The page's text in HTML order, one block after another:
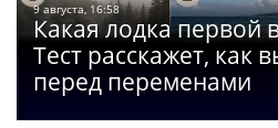
9 августа, 16:58
Какая лодка первой
Тест расскажет, как
перед переменами